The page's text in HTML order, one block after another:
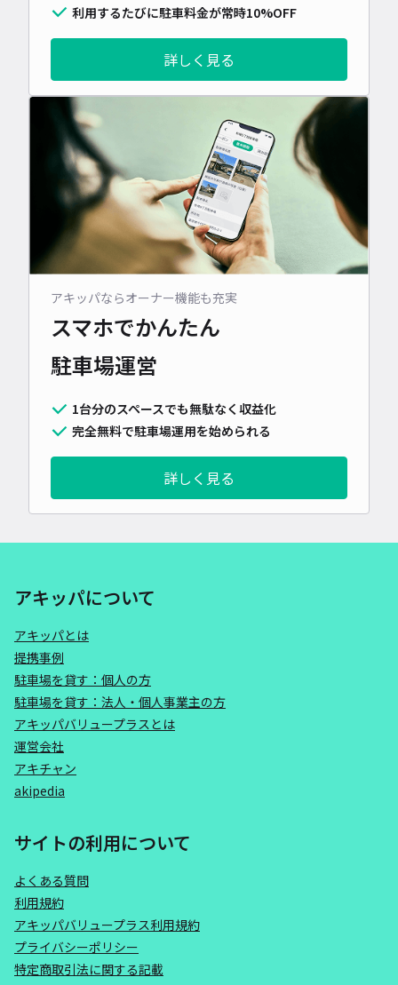
利用するたびに駐車料金が常時10%OFF
詳しく見る
アキッパならオーナー機能も充実
スマホでかんたん
駐車場運営
1台分のスペースでも無駄なく収益化
完全無料で駐車場運用を始められる
詳しく見る
アキッパについて
アキッパとは
提携事例
駐車場を貸す：個人の方
駐車場を貸す：法人・個人事業主の方
アキッパバリュープラスとは
運営会社
アキチャン
akipedia
サイトの利用について
よくある質問
利用規約
アキッパバリュープラス利用規約
プライバシーポリシー
特定商取引法に関する記載